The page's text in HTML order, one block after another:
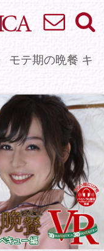
門★アイド
の場
、
ント
、僕